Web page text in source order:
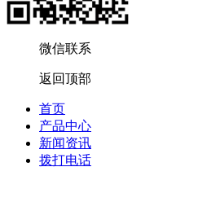
微信联系
返回顶部
首页
产品中心
新闻资讯
拨打电话